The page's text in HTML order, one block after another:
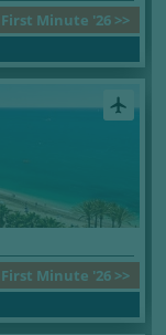
First Minute '26 >>
airplanemode_active
First Minute '26 >>